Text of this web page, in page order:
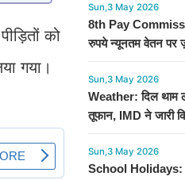
को
गया।
Sun,3 May 2026
8th Pay
रुपये न्यूनतम वेतन पर
Sun,3 May 2026
Weather: दिल थाम
तूफान, IMD ने जारी
Sun,3 May 2026
School Holidays: